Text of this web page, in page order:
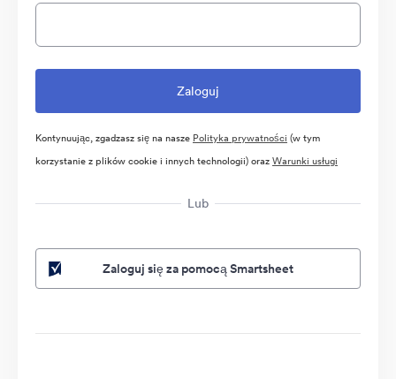
Kontynuując, zgadzasz się na nasze Polityka prywatności (w tym
korzystanie z plików cookie i innych technologii) orazWarunki usługi
Lub
Zaloguj się za pomocą Smartsheet